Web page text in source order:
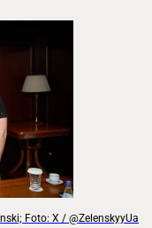
Foto: X / @ZelenskyyUa